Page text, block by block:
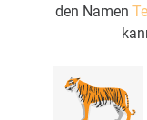
den Namen